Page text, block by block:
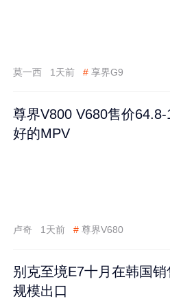
莫一西 1天前 # 享界G9
尊界V800 V680售价
好的MPV
卢奇 1天前 # 尊界V680
别克至境E7十月在韩国
规模出口